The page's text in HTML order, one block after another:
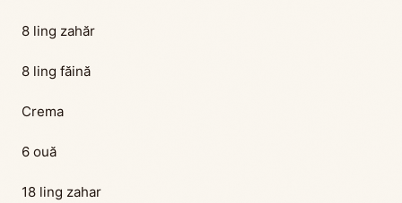
8 ling zahăr
8 ling făină
Crema
6 ouă
18 ling zahar